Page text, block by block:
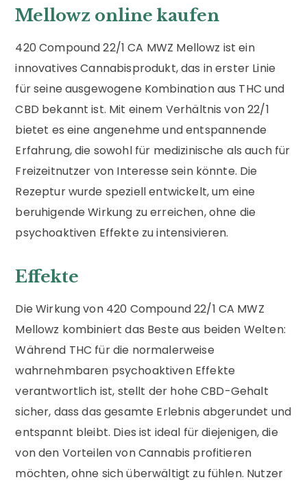
Mellowz online kaufen
420 Compound 22/1 CA MWZ Mellowz ist ein
innovatives Cannabisprodukt, das in erster Linie
für seine ausgewogene Kombination aus THC und
CBD bekannt ist. Mit einem Verhältnis von 22/1
bietet es eine angenehme und entspannende
Erfahrung, die sowohl für medizinische als auch für
Freizeitnutzer von Interesse sein könnte. Die
Rezeptur wurde speziell entwickelt, um eine
beruhigende Wirkung zu erreichen, ohne die
psychoaktiven Effekte zu intensivieren.
Effekte
Die Wirkung von 420 Compound 22/1 CA MWZ
Mellowz kombiniert das Beste aus beiden Welten:
Während THC für die normalerweise
wahrnehmbaren psychoaktiven Effekte
verantwortlich ist, stellt der hohe CBD-Gehalt
sicher, dass das gesamte Erlebnis abgerundet und
entspannt bleibt. Dies ist ideal für diejenigen, die
von den Vorteilen von Cannabis profitieren
möchten, ohne sich überwältigt zu fühlen. Nutzer